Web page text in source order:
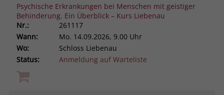
Psychische Erkrankungen bei Menschen mit geistiger
Behinderung. Ein Überblick – Kurs Liebenau
Nr.:
261117
Wann:
Mo. 14.09.2026, 9.00 Uhr
Wo:
Schloss Liebenau
Status:
Anmeldung auf Warteliste